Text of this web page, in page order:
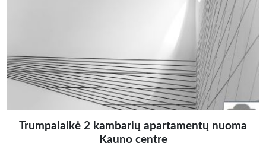
Trumpalaikė 2 kambarių apartamentų nuoma
Kauno centre